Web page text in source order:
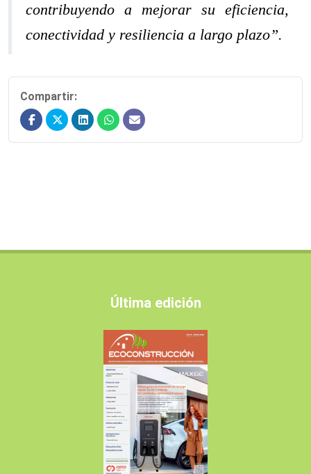
contribuyendo a mejorar su eficiencia,
conectividad y resiliencia a largo plazo”.
Compartir:
Última edición